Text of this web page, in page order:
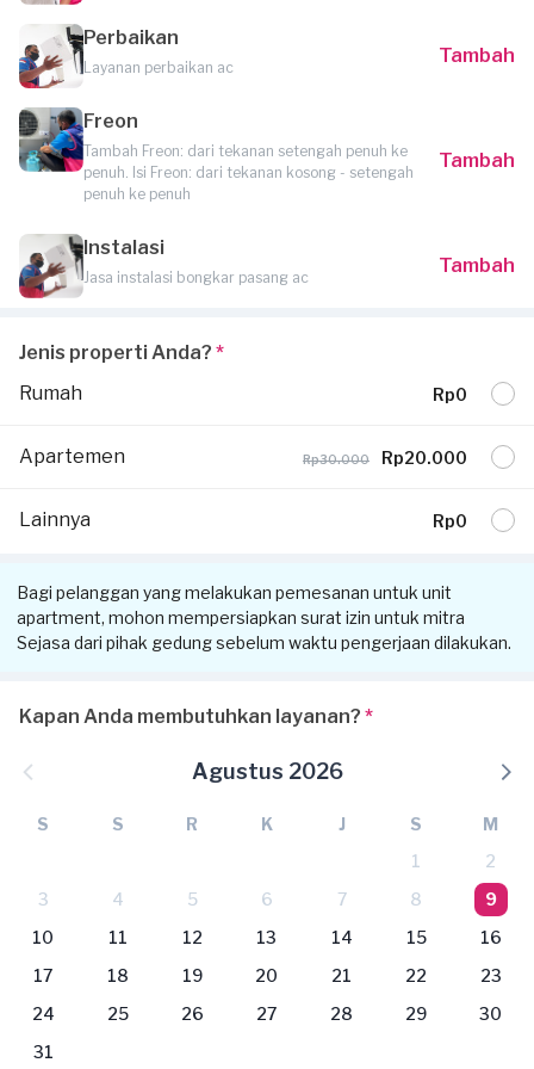
Perbaikan
Layanan perbaikan ac
Tambah
Freon
Tambah Freon: dari tekanan setengah penuh ke
penuh. Isi Freon: dari tekanan kosong - setengah
penuh ke penuh
Tambah
Instalasi
Jasa instalasi bongkar pasang ac
Tambah
Jenis properti Anda? *
Rumah
Rp0
Apartemen Rp30.000 Rp20.000
Lainnya Rp0
Bagi pelanggan yang melakukan pemesanan untuk unit
apartment, mohon mempersiapkan surat izin untuk mitra
Sejasa dari pihak gedung sebelum waktu pengerjaan dilakukan.
Kapan Anda membutuhkan layanan? *
Agustus 2026
S S R K J S
M
1
2
3
4 5 6 7 8
9
10
11 12 13 14 15
16
17
18 19 20 21 22
23
24
25 26 27 28 29
30
31